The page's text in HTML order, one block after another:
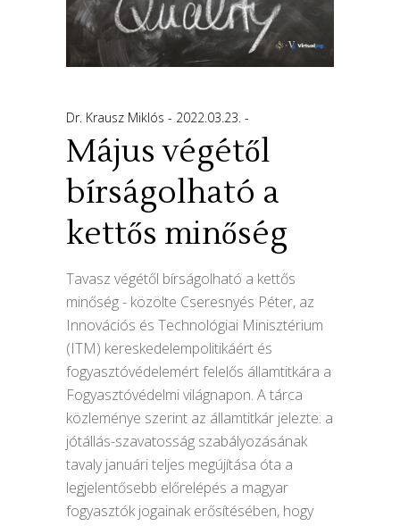
Dr. Krausz Miklós 2022.03.23.
Május végétől
bírságolható a
kettős minőség
Tavasz végétől bírságolható a kettős
minőség - közölte Cseresnyés Péter, az
Innovációs és Technológiai Minisztérium
(ITM) kereskedelempolitikáért és
fogyasztóvédelemért felelős államtitkára a
Fogyasztóvédelmi világnapon. A tárca
közleménye szerint az államtitkár jelezte: a
jótállás-szavatosság szabályozásának
tavaly januári teljes megújítása óta a
legjelentősebb előrelépés a magyar
fogyasztók jogainak erősítésében, hogy